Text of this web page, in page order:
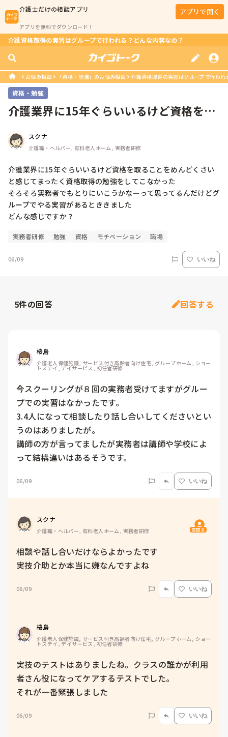
介護士だけの相談アプリ
アプリを無料でダウンロード！
アプリで開く
介護資格取得の実習はグループで行われる？どんな内容なの？
お悩み相談 「資格・勉強」のお悩み相談 介護資格取得の実習はグループで行わ
資格・勉強
介護業界に15年ぐらいいるけど資格を取
スクナ
介護職・ヘルパー, 有料老人ホーム, 実務者研修
介護業界に15年ぐらいいるけど資格を取ることをめんどくさい
と感じてまったく資格取得の勉強をしてこなかった
そろそろ実務者でもとりにいこうかなーって思ってるんだけどグ
ループでやる実習があるとききました
どんな感じですか？
実務者研修 勉強 資格 モチベーション 職場
06/09 いいね
5件の回答 回答する
桜島
介護老人保健施設, サービス付き高齢者向け住宅, グループホーム, ショー
トステイ, デイサービス, 初任者研修
今スクーリングが８回の実務者受けてますがグルー
プでの実習はなかったです。
3.4人になって相談したり話し合いしてくださいとい
うのはありましたが。
講師の方が言ってましたが実務者は講師や学校によ
って結構違いはあるそうです。
06/09 いいね
スクナ
介護職・ヘルパー, 有料老人ホーム, 実務者研修 質問主
相談や話し合いだけならよかったです
実技介助とか本当に嫌なんですよね
06/09 いいね
桜島
介護老人保健施設, サービス付き高齢者向け住宅, グループホーム, ショー
トステイ, デイサービス, 初任者研修
実技のテストはありましたね。クラスの誰かが利用
者さん役になってケアするテストでした。
それが一番緊張しました
06/09 いいね